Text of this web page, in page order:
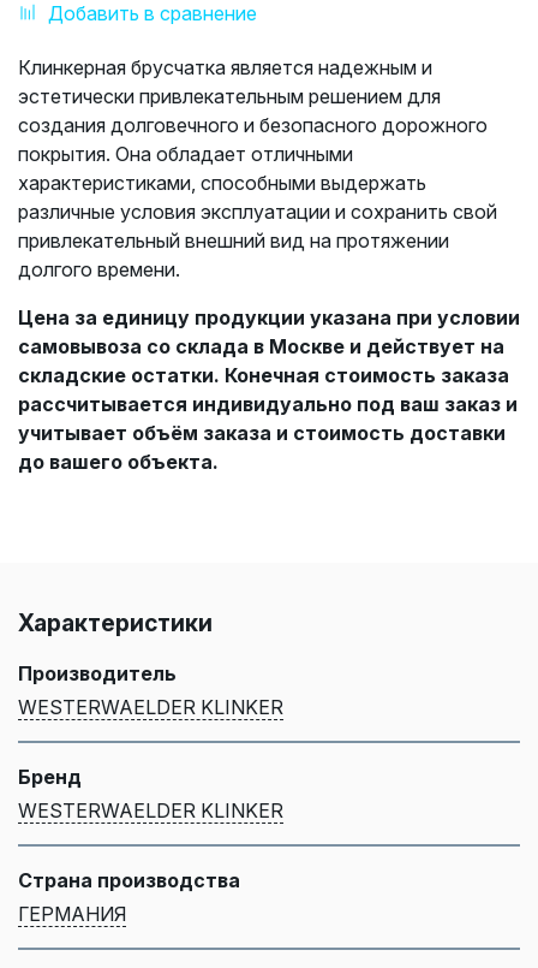
Добавить в сравнение
Клинкерная брусчатка является надежным и
эстетически привлекательным решением для
создания долговечного и безопасного дорожного
покрытия. Она обладает отличными
характеристиками, способными выдержать
различные условия эксплуатации и сохранить свой
привлекательный внешний вид на протяжении
долгого времени.
Цена за единицу продукции указана при условии
самовывоза со склада в Москве и действует на
складские остатки. Конечная стоимость заказа
рассчитывается индивидуально под ваш заказ и
учитывает объём заказа и стоимость доставки
до вашего объекта.
Характеристики
Производитель
WESTERWAELDER KLINKER
Бренд
WESTERWAELDER KLINKER
Страна производства
ГЕРМАНИЯ